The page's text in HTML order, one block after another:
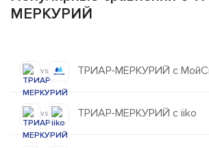
МЕРКУРИЙ
vs ТРИАР-МЕРКУРИЙ с
vs ТРИАР-МЕРКУРИЙ с iiko